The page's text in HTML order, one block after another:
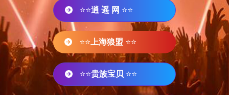
⭐⭐逍 遥 网 ⭐⭐
⭐⭐ 上海狼盟 ⭐⭐
⭐⭐贵族宝贝 ⭐⭐